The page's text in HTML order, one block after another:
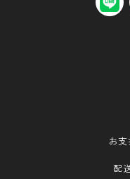
LINE
お
配